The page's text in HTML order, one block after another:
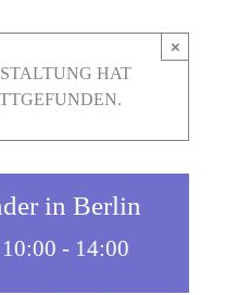
HAT
×
in Berlin
- 14:00